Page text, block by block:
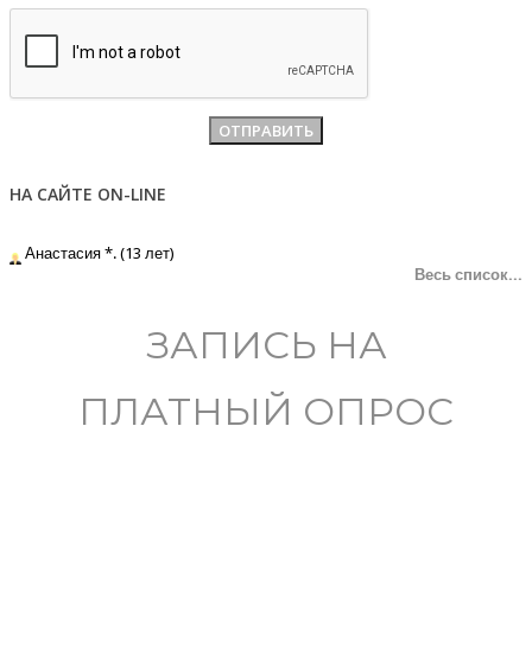
НА САЙТЕ ON-LINE
Анастасия *. (13 лет)
Весь список...
ЗАПИСЬ НА
ПЛАТНЫЙ ОПРОС